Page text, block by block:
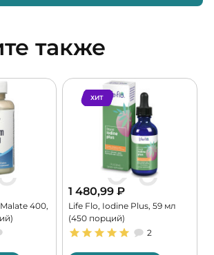
также
400,
ХИТ
1 480,99 ₽
Life Flo, Iodine Plus, 59 мл
(450 порций)
2